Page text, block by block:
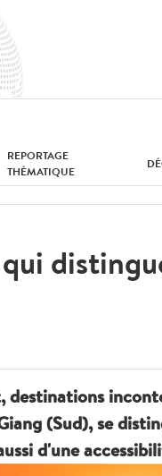
REPORTAGE
THÉMATIQUE
destinations
(Sud), se
d'une